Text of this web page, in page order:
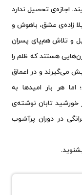
اجازه‌ی تحصیل ندارد
زاده‌ی عشق، باهوش و
و تلاش هم‌پای پسران
هستند که ظلم را
می‌گیرند و در اعماق
اما هر بار امیدها به
خورشید تابان نوشته‌ی
در دوران پرآشوب